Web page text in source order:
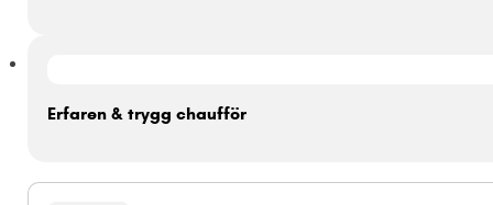
Erfaren & trygg chaufför